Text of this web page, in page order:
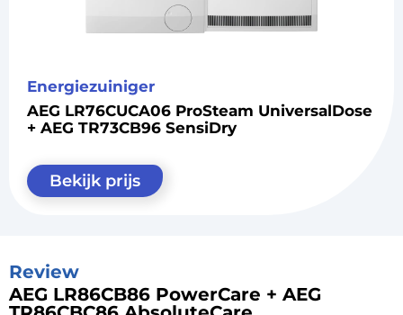
Energiezuiniger
AEG LR76CUCA06 ProSteam UniversalDose
+ AEG TR73CB96 SensiDry
Bekijk prijs
Review
AEG LR86CB86 PowerCare + AEG